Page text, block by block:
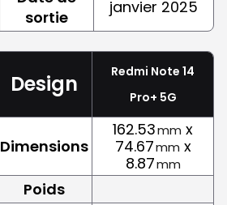
sortie
janvier 2025
Design
Redmi Note 14
Pro+ 5G
Dimensions
162.53mm x
74.67mm x
8.87mm
Poids